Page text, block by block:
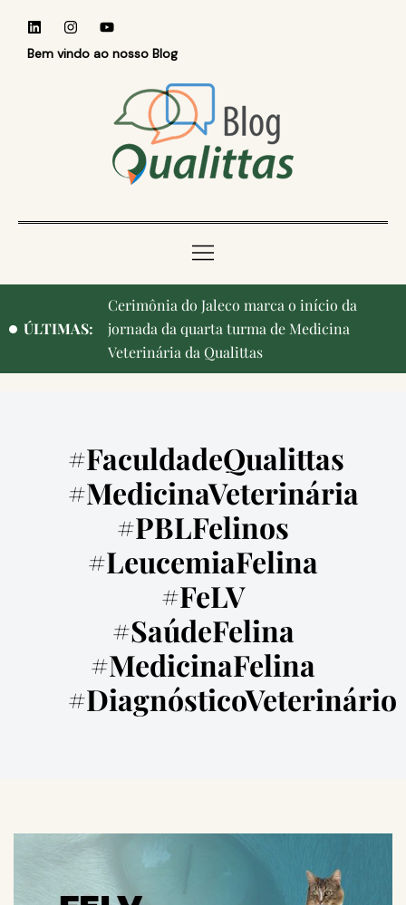
Bem vindo ao nosso Blog
ÚLTIMAS:
Cerimônia do Jaleco marca o início da
jornada da quarta turma de Medicina
Veterinária da Qualittas
#FaculdadeQualittas
#MedicinaVeterinária
#PBLFelinos
#LeucemiaFelina
#FeLV
#SaúdeFelina
#MedicinaFelina
#DiagnósticoVeterinário